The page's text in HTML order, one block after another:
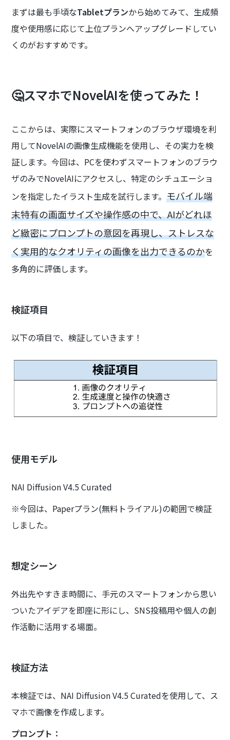
まずは最も手頃なTabletプランから始めてみて、生成頻
度や使用感に応じて上位プランへアップグレードしてい
くのがおすすめです。
🤔スマホでNovelAIを使ってみた！
ここからは、実際にスマートフォンのブラウザ環境を利
用してNovelAIの画像生成機能を使用し、その実力を検
証します。今回は、PCを使わずスマートフォンのブラウ
ザのみでNovelAIにアクセスし、特定のシチュエーショ
ンを指定したイラスト生成を試行します。モバイル端
末特有の画面サイズや操作感の中で、AIがどれほ
ど緻密にプロンプトの意図を再現し、ストレスな
く実用的なクオリティの画像を出力できるのかを
多角的に評価します。
検証項目
以下の項目で、検証していきます！
使用モデル
NAI Diffusion V4.5 Curated
※今回は、Paperプラン(無料トライアル)の範囲で検証
しました。
想定シーン
外出先やすきま時間に、手元のスマートフォンから思い
ついたアイデアを即座に形にし、SNS投稿用や個人の創
作活動に活用する場面。
検証方法
本検証では、NAI Diffusion V4.5 Curatedを使用して、ス
マホで画像を作成します。
プロンプト：